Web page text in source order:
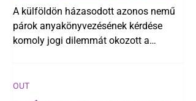
A külföldön házasodott azonos nemű
párok anyakönyvezésének kérdése
komoly jogi dilemmát okozott a
egyértelműen tiltja a házasságuk
OUT